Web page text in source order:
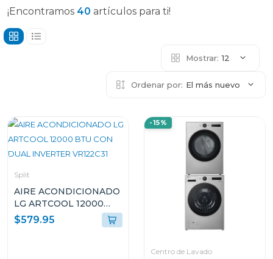
¡Encontramos 40 artículos para ti!
Mostrar: 12
Ordenar por: El más nuevo
Split
AIRE ACONDICIONADO
LG ARTCOOL 12000
BTU CON DUAL
INVERTER VR122C31
$579.95
-15%
Centro de Lavado